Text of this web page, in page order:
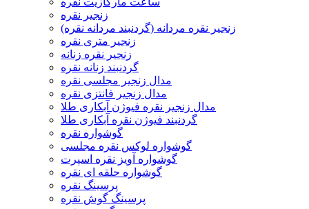
زنجیر نقره
زنجیر نقره مردانه (گردنبند مردانه نقره)
زنجیر متری نقره
زنجیر نقره زنانه
گردنبند زنانه نقره
مدال زنجیر مجلسی نقره
مدال زنجیر فانتزی نقره
مدال زنجیر نقره فیوژن آبکاری طلا
گردنبند فیوژن نقره آبکاری طلا
گوشواره نقره
گوشواره لوکس نقره مجلسی
گوشواره آویز نقره اسپرت
گوشواره حلقه ای نقره
پرسینگ نقره
پرسینگ گوش نقره